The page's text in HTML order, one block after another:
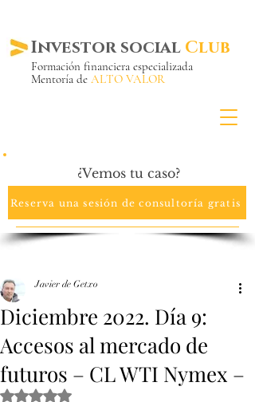
Investor social Club
Formación financiera especializada
Mentoría de ALTO VALOR
¿Vemos tu caso?
Reserva una sesión de consultoría gratis
Diciembre 2022. Día 9:
Accesos al mercado de
futuros – CL WTI Nymex –
Javier de Getxo
Obtuvo NaN de 5 estrellas.